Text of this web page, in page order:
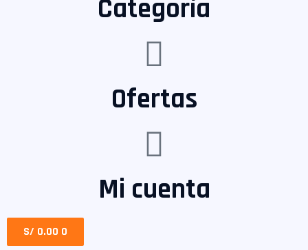
Categoría
Ofertas
Mi cuenta
S/ 0.00 0